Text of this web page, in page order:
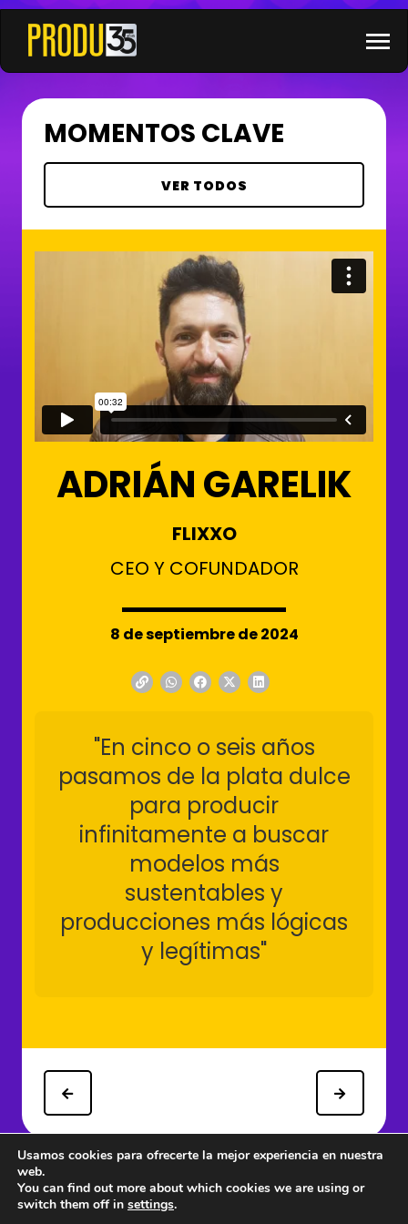
menu
×
MOMENTOS CLAVE
VER TODOS
ADRIÁN GARELIK
FLIXXO
CEO Y COFUNDADOR
8 de septiembre de 2024
"En cinco o seis años
pasamos de la plata dulce
para producir
infinitamente a buscar
modelos más
sustentables y
producciones más lógicas
y legítimas"
Usamos cookies para ofrecerte la mejor experiencia en nuestra
web.
You can find out more about which cookies we are using or
switch them off in settings.